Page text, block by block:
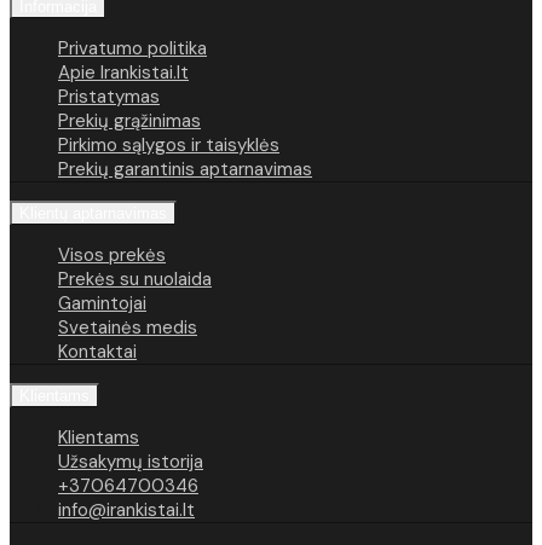
Privatumo politika
Apie Irankistai.lt
Pristatymas
Prekių grąžinimas
Pirkimo sąlygos ir taisyklės
Prekių garantinis aptarnavimas
Visos prekės
Prekės su nuolaida
Gamintojai
Svetainės medis
Kontaktai
Klientams
Užsakymų istorija
+37064700346
info@irankistai.lt